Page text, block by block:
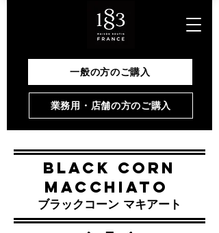
一般の方のご購入
業務用・店舗の方のご購入
BLACK CORN
MACCHIATO
​ブラックコーン マキアート